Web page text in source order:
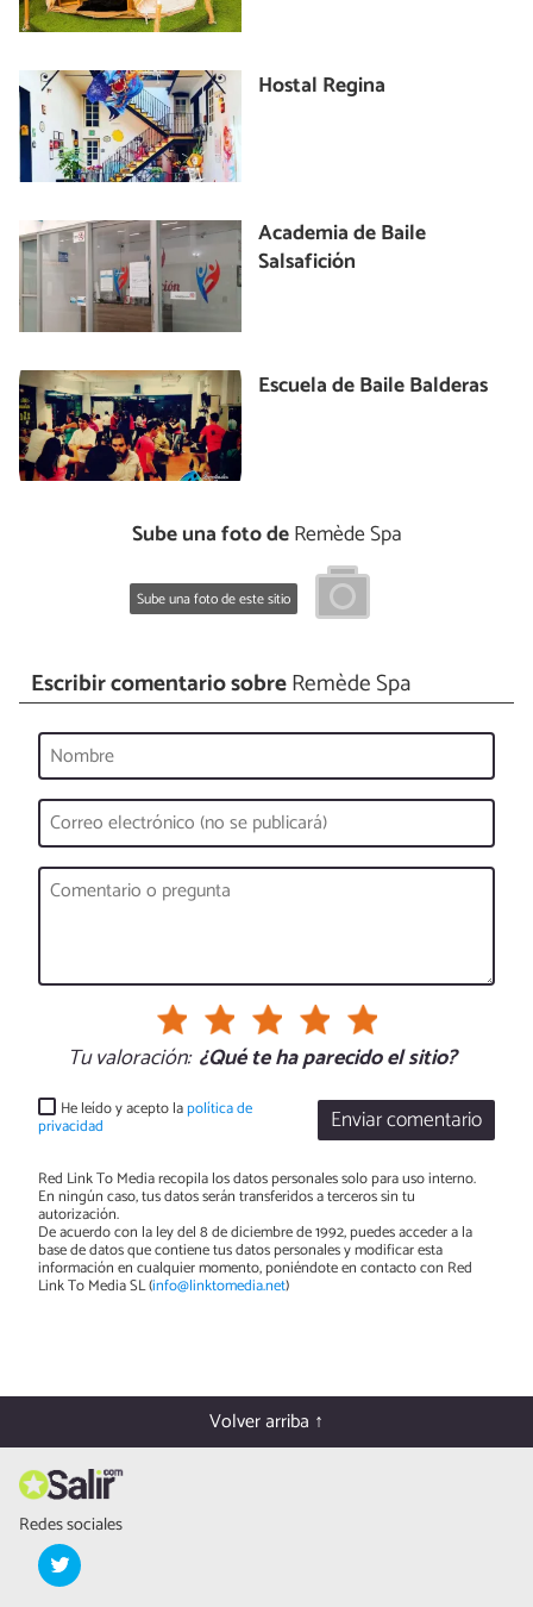
Hostal Regina
Academia de Baile
Salsafición
Escuela de Baile Balderas
Sube una foto deRemède Spa
Sube una foto de este sitio
Escribir comentario sobreRemède Spa
Tu valoración: ¿Qué te ha parecido el sitio?
Enviar comentario
He leído y acepto lapolítica de
privacidad
Red Link To Media recopila los datos personales solo para uso interno.
En ningún caso, tus datos serán transferidos a terceros sin tu
autorización.
De acuerdo con la ley del 8 de diciembre de 1992, puedes acceder a la
base de datos que contiene tus datos personales y modificar esta
información en cualquier momento, poniéndote en contacto con Red
Link To Media SL (info@linktomedia.net)
Volver arriba ↑
Redes sociales